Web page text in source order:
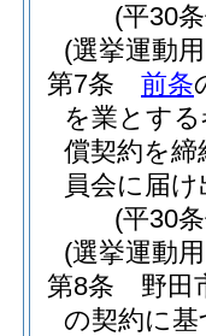
(平30
(選挙運動
第7条
前条
を業とす
償契約を
員会に届
(平30
(選挙運動
第8条
野田
の契約に